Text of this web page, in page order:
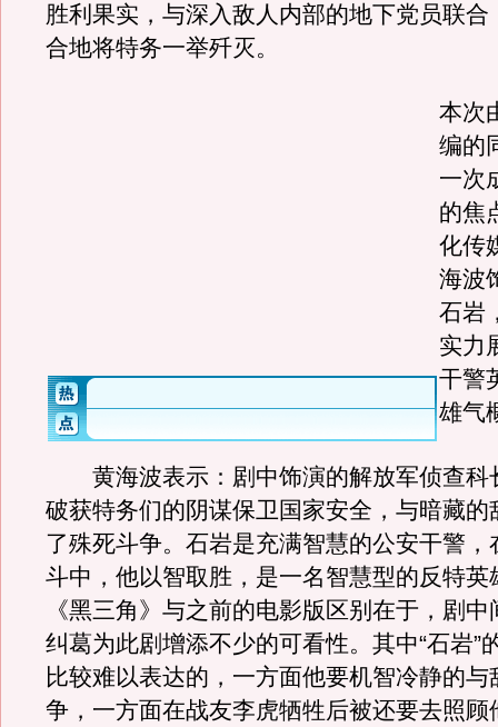
胜利果实，与深入敌人内部的地下党员联合
合地将特务一举歼灭。
本次
编的
一次
的焦
化传
海波
石岩
实力
干警
雄气
黄海波表示：剧中饰演的解放军侦查科
破获特务们的阴谋保卫国家安全，与暗藏的
了殊死斗争。石岩是充满智慧的公安干警，
斗中，他以智取胜，是一名智慧型的反特英
《黑三角》与之前的电影版区别在于，剧
纠葛为此剧增添不少的可看性。其中“石岩”
比较难以表达的，一方面他要机智冷静的与
争，一方面在战友李虎牺牲后被还要去照顾